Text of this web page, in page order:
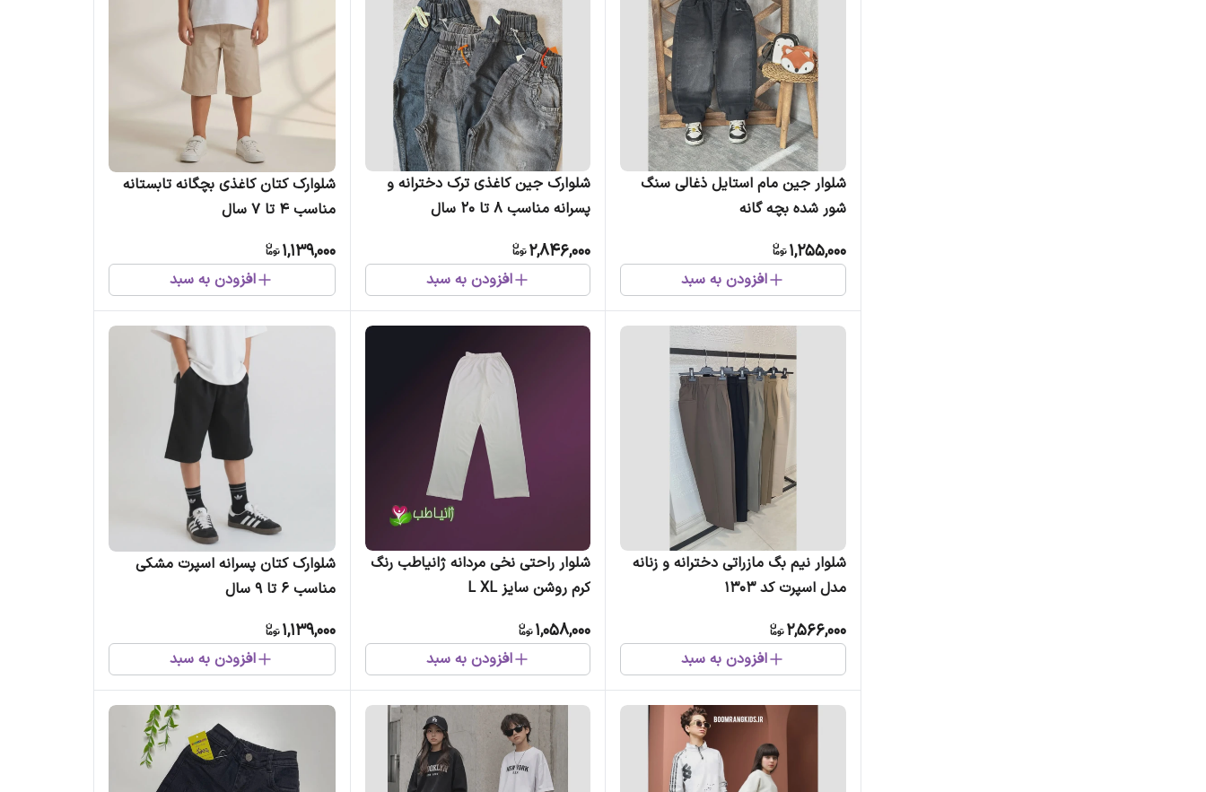
شلوار جین مام استایل ذغالی سنگ
شور شده بچه گانه
1,255,000
افزودن به سبد
شلوارک جین کاغذی ترک دخترانه و
پسرانه مناسب 8 تا 20 سال
2,846,000
افزودن به سبد
شلوارک کتان کاغذی بچگانه تابستانه
مناسب 4 تا 7 سال
1,139,000
افزودن به سبد
شلوار نیم بگ مازراتی دخترانه و زنانه
مدل اسپرت کد 1303
2,566,000
افزودن به سبد
شلوار راحتی نخی مردانه ژانیاطب رنگ
کرم روشن سایز L XL
1,058,000
افزودن به سبد
شلوارک کتان پسرانه اسپرت مشکی
مناسب 6 تا 9 سال
1,139,000
افزودن به سبد